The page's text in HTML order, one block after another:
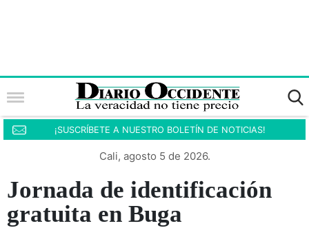
¡SUSCRÍBETE A NUESTRO BOLETÍN DE NOTICIAS!
Cali, agosto 5 de 2026.
Jornada de identificación
gratuita en Buga